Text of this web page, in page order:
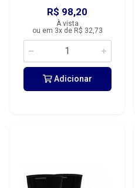
R$ 98,20
À vista
ou em 3x de R$ 32,73
Adicionar